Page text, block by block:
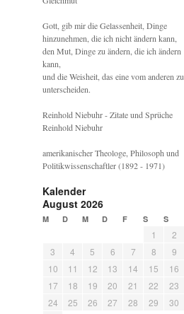
Gott, gib mir die Gelassenheit, Dinge
hinzunehmen, die ich nicht ändern kann,
den Mut, Dinge zu ändern, die ich ändern
kann,
und die Weisheit, das eine vom anderen zu
unterscheiden.
Reinhold Niebuhr - Zitate und Sprüche
Reinhold Niebuhr
amerikanischer Theologe, Philosoph und
Politikwissenschaftler (1892 - 1971)
Kalender
August 2026
M D M D F S S
1
2
3
4 5 6 7 8
9
10
11 12 13 14 15
16
17
18 19 20 21 22
23
24
25 26 27 28 29
30